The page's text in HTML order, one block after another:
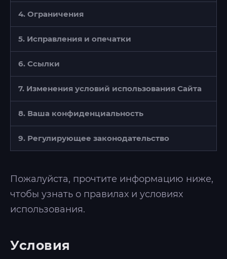
4. Ограничения
5. Исправления и опечатки
6. Ссылки
7. Изменения условий использования Сайта
8. Ваша конфиденциальность
9. Регулирующее законодательство
Пожалуйста, прочтите информацию ниже,
чтобы узнать о правилах и условиях
использования.
Условия